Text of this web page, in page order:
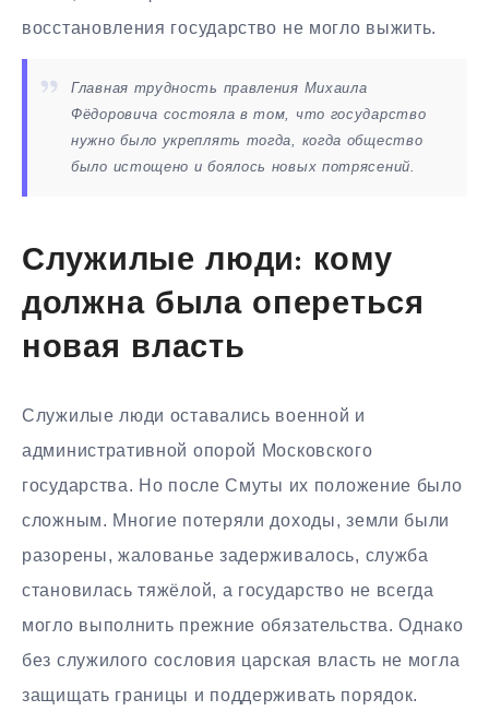
восстановления государство не могло выжить.
Главная трудность правления Михаила
Фёдоровича состояла в том, что государство
нужно было укреплять тогда, когда общество
было истощено и боялось новых потрясений.
Служилые люди: кому
должна была опереться
новая власть
Служилые люди оставались военной и
административной опорой Московского
государства. Но после Смуты их положение было
сложным. Многие потеряли доходы, земли были
разорены, жалованье задерживалось, служба
становилась тяжёлой, а государство не всегда
могло выполнить прежние обязательства. Однако
без служилого сословия царская власть не могла
защищать границы и поддерживать порядок.